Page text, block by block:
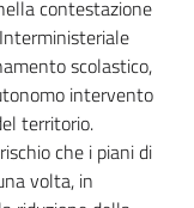
contestazione
scolastico,
intervento
territorio.
che i piani di
volta, in